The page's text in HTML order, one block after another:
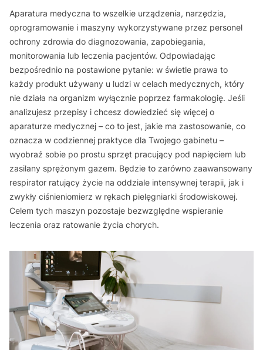
Aparatura medyczna to wszelkie urządzenia, narzędzia,
oprogramowanie i maszyny wykorzystywane przez personel
ochrony zdrowia do diagnozowania, zapobiegania,
monitorowania lub leczenia pacjentów. Odpowiadając
bezpośrednio na postawione pytanie: w świetle prawa to
każdy produkt używany u ludzi w celach medycznych, który
nie działa na organizm wyłącznie poprzez farmakologię. Jeśli
analizujesz przepisy i chcesz dowiedzieć się więcej o
aparaturze medycznej – co to jest, jakie ma zastosowanie, co
oznacza w codziennej praktyce dla Twojego gabinetu –
wyobraź sobie po prostu sprzęt pracujący pod napięciem lub
zasilany sprężonym gazem. Będzie to zarówno zaawansowany
respirator ratujący życie na oddziale intensywnej terapii, jak i
zwykły ciśnieniomierz w rękach pielęgniarki środowiskowej.
Celem tych maszyn pozostaje bezwzględne wspieranie
leczenia oraz ratowanie życia chorych.